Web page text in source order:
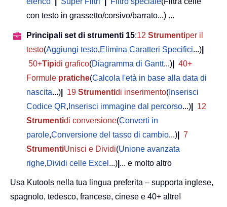
con testo in grassetto/corsivo/barrato...) ...
Principali set di strumenti 15:12 Strumentiper il
testo(Aggiungi testo,Elimina Caratteri Specifici...)
50+Tipidi grafico(Diagramma di Gantt...)
40+
Formule pratiche(Calcola l'età in base alla data di
nascita...) 19 Strumentidi inserimento( Inserisci
Codice QR, Inserisci immagine dal percorso...)
12
Strumentidi conversione(Converti in
parole,Conversione del tasso di cambio...)
7
StrumentiUnisci e Dividi(Unione avanzata
righe,Dividi celle Excel ...) ... e molto altro
Usa Kutools nella tua lingua preferita – supporta inglese,
spagnolo, tedesco, francese, cinese e 40+ altre!